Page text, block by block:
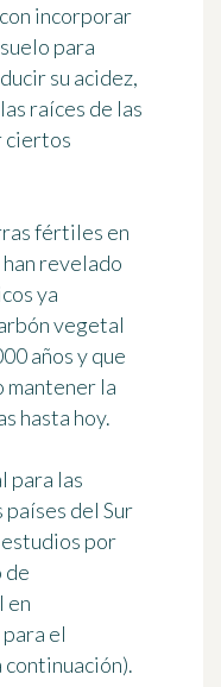
incorporar
para
su acidez,
raíces de las
ciertos
fértiles en
revelado
ya
vegetal
años y que
mantener la
hasta hoy.
para las
del Sur
estudios por
de
en
el